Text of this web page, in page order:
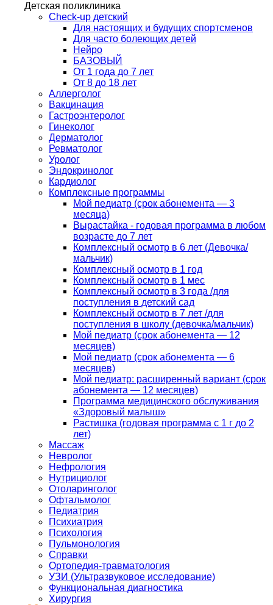
Детская поликлиника
Check-up детский
Для настоящих и будущих спортсменов
Для часто болеющих детей
Нейро
БАЗОВЫЙ
От 1 года до 7 лет
От 8 до 18 лет
Аллерголог
Вакцинация
Гастроэнтеролог
Гинеколог
Дерматолог
Ревматолог
Уролог
Эндокринолог
Кардиолог
Комплексные программы
Мой педиатр (срок абонемента — 3
месяца)
Вырастайка - годовая программа в любом
возрасте до 7 лет
Комплексный осмотр в 6 лет (Девочка/
мальчик)
Комплексный осмотр в 1 год
Комплексный осмотр в 1 мес
Комплексный осмотр в 3 года /для
поступления в детский сад
Комплексный осмотр в 7 лет /для
поступления в школу (девочка/мальчик)
Мой педиатр (срок абонемента — 12
месяцев)
Мой педиатр (срок абонемента — 6
месяцев)
Мой педиатр: расширенный вариант (срок
абонемента — 12 месяцев)
Программа медицинского обслуживания
«Здоровый малыш»
Растишка (годовая программа с 1 г до 2
лет)
Массаж
Невролог
Нефрология
Нутрициолог
Отоларинголог
Офтальмолог
Педиатрия
Психиатрия
Психология
Пульмонология
Справки
Ортопедия-травматология
УЗИ (Ультразвуковое исследование)
Функциональная диагностика
Хирургия